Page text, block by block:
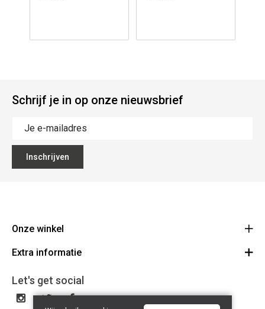
Schrijf je in op onze nieuwsbrief
Inschrijven
Onze winkel
Lippenslaan 12
Route
Tel: +32 50 62 83 43
BE 0464.125.105
Extra informatie
Algemene Voorwaarden
Privacy Policy
Let's get social